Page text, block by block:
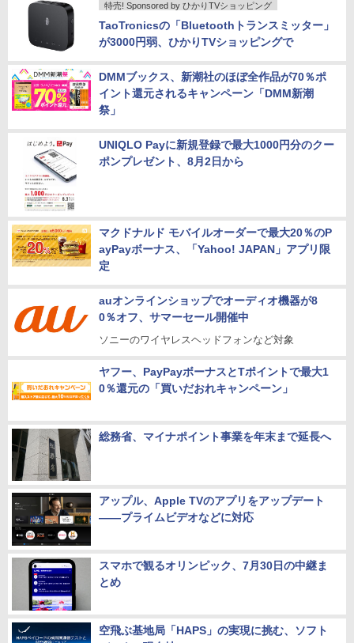
特売! Sponsored by ひかりTVショッピング
TaoTronicsの「Bluetoothトランスミッター」
が3000円弱、ひかりTVショッピングで
DMMブックス、新潮社のほぼ全作品が70％ポ
イント還元されるキャンペーン「DMM新潮
祭」
UNIQLO Payに新規登録で最大1000円分のクー
ポンプレゼント、8月2日から
マクドナルド モバイルオーダーで最大20％のP
ayPayボーナス、「Yahoo! JAPAN」アプリ限
定
auオンラインショップでオーディオ機器が8
0％オフ、サマーセール開催中
ソニーのワイヤレスヘッドフォンなど対象
ヤフー、PayPayボーナスとTポイントで最大1
0％還元の「買いだおれキャンペーン」
総務省、マイナポイント事業を年末まで延長へ
アップル、Apple TVのアプリをアップデート
――プライムビデオなどに対応
スマホで観るオリンピック、7月30日の中継ま
とめ
空飛ぶ基地局「HAPS」の実現に挑む、ソフト